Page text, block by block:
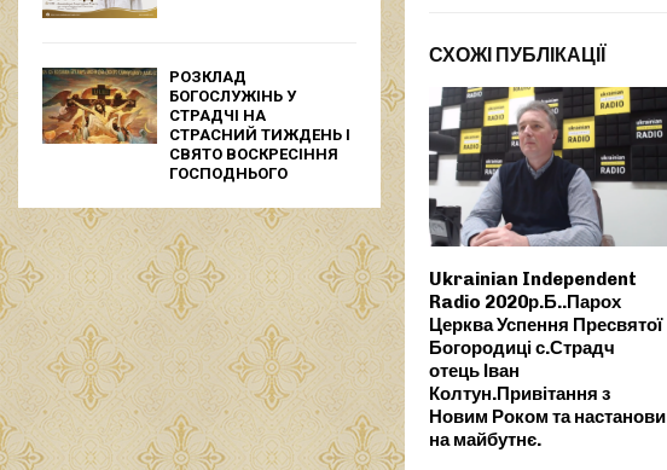
СХОЖІ ПУБЛІКАЦІЇ
Ukrainian Independent
Radio 2020р.Б..Парох
Церква Успення Пресвятої
Богородиці с.Страдч
отець Іван
Колтун.Привітання з
Новим Роком та настанови
на майбутнє.
РОЗКЛАД
БОГОСЛУЖІНЬ У
СТРАДЧІ НА
СТРАСНИЙ ТИЖДЕНЬ І
СВЯТО ВОСКРЕСІННЯ
ГОСПОДНЬОГО